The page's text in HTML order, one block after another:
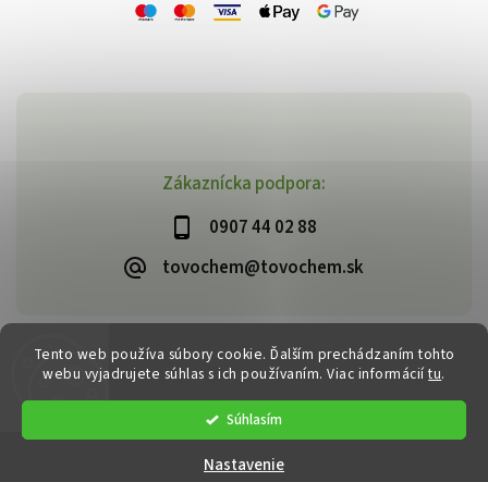
Tento web používa súbory cookie. Ďalším prechádzaním tohto
webu vyjadrujete súhlas s ich používaním. Viac informáciítu.
Súhlasím
Nastavenie
Zákaznícka podpora:
0907 44 02 88
tovochem@tovochem.sk
Copyright 2026TOVOCHEM.sk. Všetky práva vyhradené.